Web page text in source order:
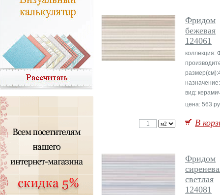
Фридом
бежевая
124061
коллекция:
вид:
цена: 563
В
Фридом
светлая
124081